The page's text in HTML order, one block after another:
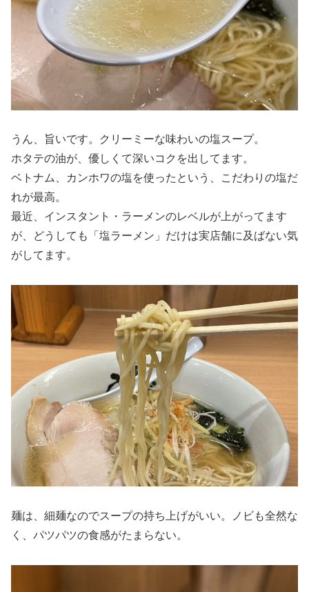
うん、旨いです。クリーミーな味わいの塩スープ。
ホタテの油が、優しくて深いコクを出してます。
ベトナム、カンホワの塩を使ったという、こだわりの塩だ
れが最高。
最近、インスタント・ラーメンのレベルが上がってます
が、どうしても「塩ラーメン」だけは実店舗に及ばない気
がしてます。
麺は、細麺なのでスープの持ち上げがいい。ノビも全然な
く、パツパツの食感がたまらない。